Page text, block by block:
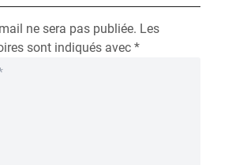
ne sera pas publiée. Les
sont indiqués avec *